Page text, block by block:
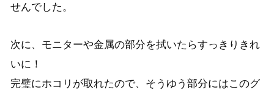
せんでした。
次に、モニターや金属の部分を拭いたらすっきりきれ
いに！
完璧にホコリが取れたので、そうゆう部分にはこのグ